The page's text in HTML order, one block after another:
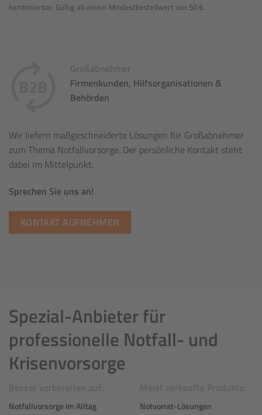
kombinierbar. Gültig ab einem Mindestbestellwert von 50 €.
Großabnehmer
Firmenkunden, Hilfsorganisationen &
Behörden
Wir liefern maßgeschneiderte Lösungen für Großabnehmer
zum Thema Notfallvorsorge. Der persönliche Kontakt steht
dabei im Mittelpunkt.
Sprechen Sie uns an!
KONTAKT AUFNEHMEN
Spezial-Anbieter für
professionelle Notfall- und
Krisenvorsorge
Notfallvorsorge im Alltag
Notvorrat-Lösungen